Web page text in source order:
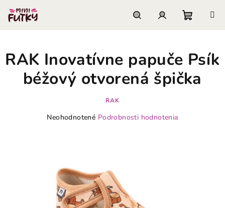
obsah
košík
RAK Inovatívne papuče Psík
béžový otvorená špička
RAK
Priemerné
hviezdičiek.
Neohodnotené Podrobnosti hodnotenia